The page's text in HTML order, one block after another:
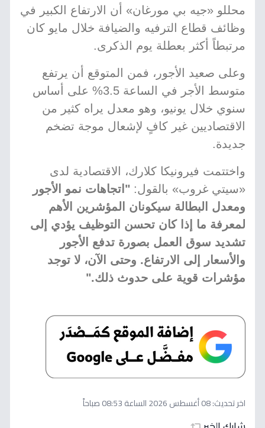
محللو «جيه بي مورغان» أن الارتفاع الكبير في
وظائف قطاع الترفيه والضيافة خلال مايو كان
مرتبطاً أكثر بعطلة يوم الذكرى.
وعلى صعيد الأجور، فمن المتوقع أن يرتفع
متوسط الأجر في الساعة 3.5% على أساس
سنوي خلال يونيو، وهو معدل يراه كثير من
الاقتصاديين غير كافٍ لإشعال موجة تضخم
جديدة.
واختتمت فيرونيكا كلارك، الاقتصادية لدى
«سيتي غروب» بالقول: "اتجاهات نمو الأجور
ومعدل البطالة سيكونان المؤشرين الأهم
لمعرفة ما إذا كان تحسن التوظيف يؤدي إلى
تشديد سوق العمل بصورة تدفع الأجور
والأسعار إلى الارتفاع. وحتى الآن، لا توجد
مؤشرات قوية على حدوث ذلك."
اخر تحديث:08 أغسطس 2026 الساعة 08:53 صباحاً